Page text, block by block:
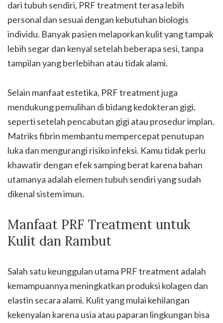
dari tubuh sendiri, PRF treatment terasa lebih
personal dan sesuai dengan kebutuhan biologis
individu. Banyak pasien melaporkan kulit yang tampak
lebih segar dan kenyal setelah beberapa sesi, tanpa
tampilan yang berlebihan atau tidak alami.
Selain manfaat estetika, PRF treatment juga
mendukung pemulihan di bidang kedokteran gigi,
seperti setelah pencabutan gigi atau prosedur implan.
Matriks fibrin membantu mempercepat penutupan
luka dan mengurangi risiko infeksi. Kamu tidak perlu
khawatir dengan efek samping berat karena bahan
utamanya adalah elemen tubuh sendiri yang sudah
dikenal sistem imun.
Manfaat PRF Treatment untuk
Kulit dan Rambut
Salah satu keunggulan utama PRF treatment adalah
kemampuannya meningkatkan produksi kolagen dan
elastin secara alami. Kulit yang mulai kehilangan
kekenyalan karena usia atau paparan lingkungan bisa